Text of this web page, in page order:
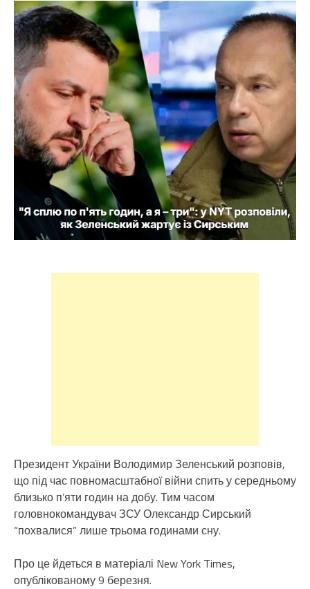
Президент України Володимир Зеленський розповів,
що під час повномасштабної війни спить у середньому
близько п’яти годин на добу. Тим часом
головнокомандувач ЗСУ Олександр Сирський
“похвалися” лише трьома годинами сну.
Про це йдеться в матеріалі New York Times,
опублікованому 9 березня.